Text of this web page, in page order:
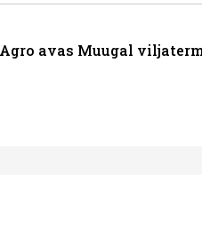
avas Muugal